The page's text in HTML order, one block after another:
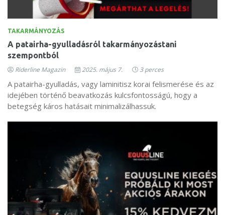
TAKARMÁNYOZÁS
A patairha-gyulladásról takarmányozástani
szempontból
Riderline Magazin 2025. május 7. 3 perces
A patairha-gyulladás, vagy laminitisz korai felismerése és az
idejében történő beavatkozás kulcsfontosságú, hogy a
betegség káros hatásait minimalizálhassuk.